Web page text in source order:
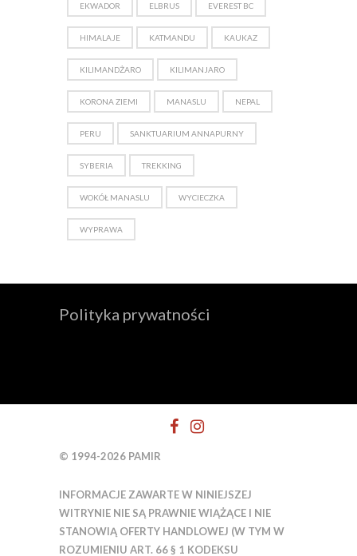
EKWADOR ELBRUS EVEREST BC
HIMALAJE KATMANDU KAUKAZ
KILIMANDŻARO KILIMANJARO
KORONA ZIEMI MANASLU NEPAL
PERU SANKTUARIUM ANNAPURNY
SYBERIA TREKKING
WOKÓŁ MANASLU WYCIECZKA
WYPRAWA
Polityka prywatności
© 1994-2026 PAMIR
INFORMACJE ZAWARTE W NINIEJSZEJ
WITRYNIE NIE SĄ PRAWNIE WIĄŻĄCE I NIE
STANOWIĄ OFERTY HANDLOWEJ (W TYM W
ROZUMIENIU ART. 66 § 1 KODEKSU